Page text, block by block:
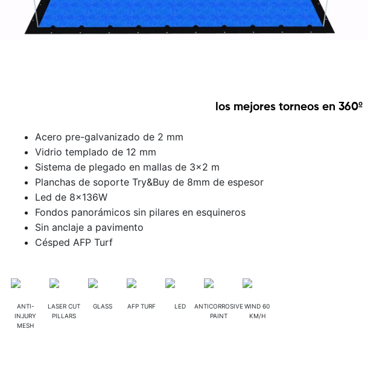
los mejores torneos en 360º
Acero pre-galvanizado de 2 mm
Vidrio templado de 12 mm
Sistema de plegado en mallas de 3×2 m
Planchas de soporte Try&Buy de 8mm de espesor
Led de 8x136W
Fondos panorámicos sin pilares en esquineros
Sin anclaje a pavimento
Césped AFP Turf
ANTI-
INJURY
MESH
LASER CUT
PILLARS
GLASS AFP TURF LED
ANTICORROSIVE
PAINT
WIND 60
KM/H